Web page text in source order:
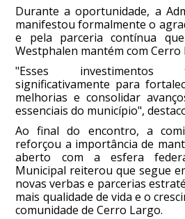
Durante a oportunidade, a
manifestou formalmente o
e pela parceria contínua
Westphalen mantém com Cerro
"Esses investimentos
significativamente para
melhorias e consolidar
essenciais do município",
Ao final do encontro, a
reforçou a importância de
aberto com a esfera
Municipal reiterou que segue
novas verbas e parcerias
mais qualidade de vida e o
comunidade de Cerro Largo.